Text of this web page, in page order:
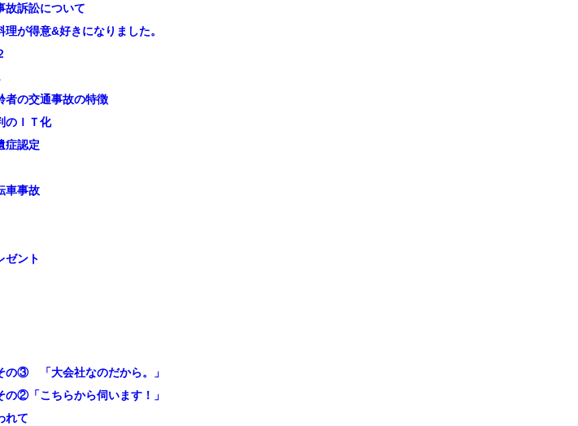
故訴訟について
が得意&好きになりました。
者の交通事故の特徴
のＩＴ化
症認定
車事故
ゼント
の③ 「大会社なのだから。」
②「こちらから伺います！」
れて